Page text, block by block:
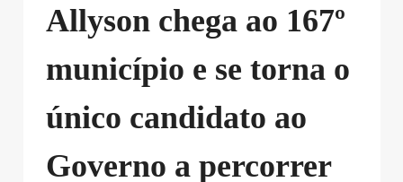
Allyson chega ao 167º
município e se torna o
único candidato ao
Governo a percorrer